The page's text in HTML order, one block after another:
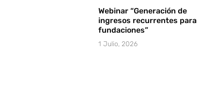
Webinar “Generación de
ingresos recurrentes para
fundaciones”
1 Julio, 2026